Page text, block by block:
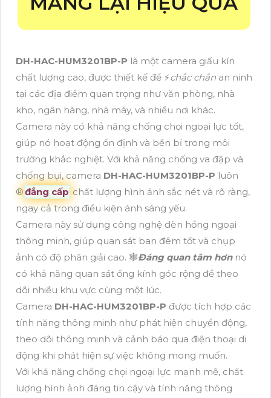
DH-HAC-HUM3201BP-P là một camera giấu kín
chất lượng cao, được thiết kế để ️⚡chắc chắn an ninh
tại các địa điểm quan trọng như văn phòng, nhà
kho, ngân hàng, nhà máy, và nhiều nơi khác.
Camera này có khả năng chống chọi ngoại lực tốt,
giúp nó hoạt động ổn định và bền bỉ trong môi
trường khắc nghiệt. Với khả năng chống va đập và
chống bụi, camera DH-HAC-HUM3201BP-P luôn
®️đẳng cấp chất lượng hình ảnh sắc nét và rõ ràng,
ngay cả trong điều kiện ánh sáng yếu.
Camera này sử dụng công nghệ đèn hồng ngoại
thông minh, giúp quan sát ban đêm tốt và chụp
ảnh có độ phân giải cao. 🕸️Đáng quan tâm hơn nó
có khả năng quan sát ống kính góc rộng để theo
dõi nhiều khu vực cùng một lúc.
Camera DH-HAC-HUM3201BP-P được tích hợp các
tính năng thông minh như phát hiện chuyển động,
theo dõi thông minh và cảnh báo qua điện thoại di
động khi phát hiện sự việc không mong muốn.
Với khả năng chống chọi ngoại lực mạnh mẽ, chất
lượng hình ảnh đáng tin cậy và tính năng thông